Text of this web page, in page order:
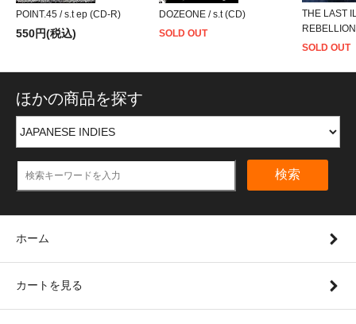
POINT.45 / s.t ep (CD-R)
550円(税込)
DOZEONE / s.t (CD)
SOLD OUT
THE LAST
SOLD OUT
ほかの商品を探す
検索
ホーム
カートを見る